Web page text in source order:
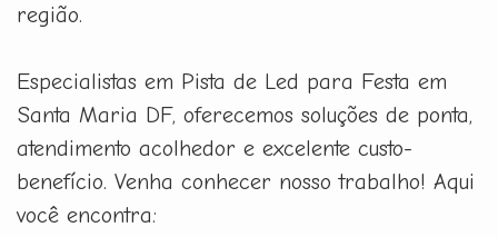
região.
Especialistas em Pista de Led para Festa em
Santa Maria DF, oferecemos soluções de ponta,
atendimento acolhedor e excelente custo-
benefício. Venha conhecer nosso trabalho! Aqui
você encontra: